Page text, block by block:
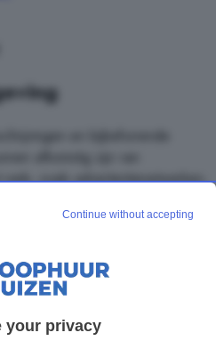
zoals advertentienetwerken,
Huur Huizen garandeert niet
voor de juistheid of
en bijbehorende
aangezien deze
Neem contact op met een
informatie over beschikbare
Continue without accepting
your privacy